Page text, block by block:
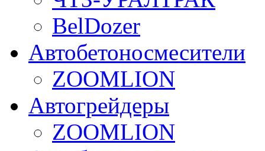
BelDozer
Автобетоносмесители
ZOOMLION
Автогрейдеры
ZOOMLION